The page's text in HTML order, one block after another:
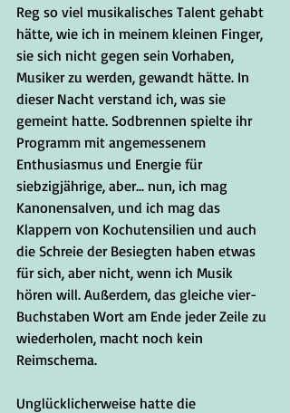
Reg so viel musikalisches Talent gehabt
hätte, wie ich in meinem kleinen Finger,
sie sich nicht gegen sein Vorhaben,
Musiker zu werden, gewandt hätte. In
dieser Nacht verstand ich, was sie
gemeint hatte. Sodbrennen spielte ihr
Programm mit angemessenem
Enthusiasmus und Energie für
siebzigjährige, aber... nun, ich mag
Kanonensalven, und ich mag das
Klappern von Kochutensilien und auch
die Schreie der Besiegten haben etwas
für sich, aber nicht, wenn ich Musik
hören will. Außerdem, das gleiche vier-
Buchstaben Wort am Ende jeder Zeile zu
wiederholen, macht noch kein
Reimschema.
Unglücklicherweise hatte die